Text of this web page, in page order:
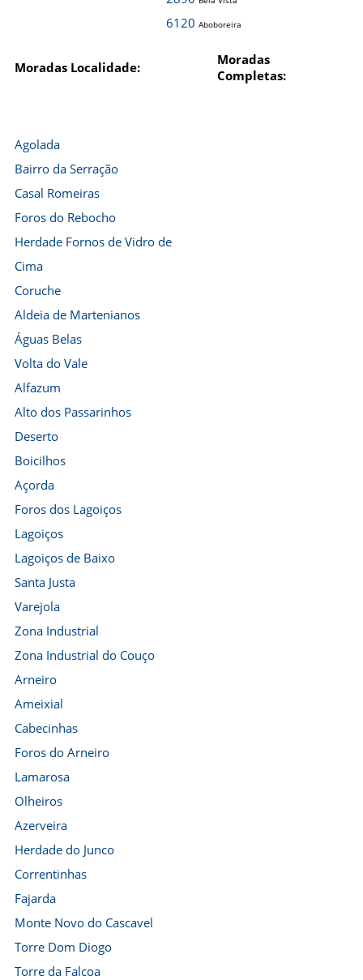
6120 Aboboreira
Moradas Localidade:
Moradas
Completas:
Agolada
Bairro da Serração
Casal Romeiras
Foros do Rebocho
Herdade Fornos de Vidro de
Cima
Coruche
Aldeia de Martenianos
Águas Belas
Volta do Vale
Alfazum
Alto dos Passarinhos
Deserto
Boicilhos
Açorda
Foros dos Lagoiços
Lagoiços
Lagoiços de Baixo
Santa Justa
Varejola
Zona Industrial
Zona Industrial do Couço
Arneiro
Ameixial
Cabecinhas
Foros do Arneiro
Lamarosa
Olheiros
Azerveira
Herdade do Junco
Correntinhas
Fajarda
Monte Novo do Cascavel
Torre Dom Diogo
Torre da Falcoa